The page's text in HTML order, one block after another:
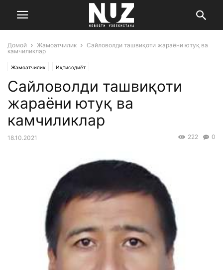
Домой Жамоатчилик
Сайловолди ташвиқоти жараёни ютуқ ва
камчиликлар
Жамоатчилик Иқтисодиёт
Сайловолди ташвиқоти
жараёни ютуқ ва
камчиликлар
18.10.2021 0
222